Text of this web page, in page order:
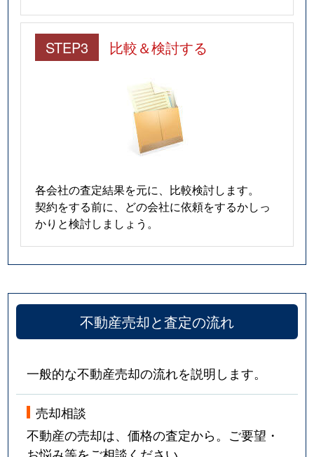
STEP3 比較＆検討する
各会社の査定結果を元に、比較検討します。
契約をする前に、どの会社に依頼をするかしっ
かりと検討しましょう。
不動産売却と査定の流れ
一般的な不動産売却の流れを説明します。
売却相談
不動産の売却は、価格の査定から。ご要望・
お悩み等をご相談ください。